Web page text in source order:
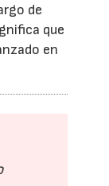
de
que
en